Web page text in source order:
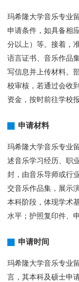
玛希隆大学音乐专业
申请条件，如具备相
分以上）等。接着，
语言证书、音乐作品
写信息并上传材料。
校审核，若通过会收
资金，按时前往学校
申请材料
玛希隆大学音乐专业
述音乐学习经历、职
封，由音乐导师或行
交音乐作品集，展示
本科阶段，体现学术
水平；护照复印件、
申请时间
玛希隆大学音乐专业
言，其本科及硕士申